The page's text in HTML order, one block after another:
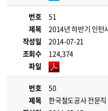
번호
51
제목
2014년 하반기 인턴
작성일
2014-07-21
조회수
124,374
파일
번호
50
제목
한국철도공사 전문